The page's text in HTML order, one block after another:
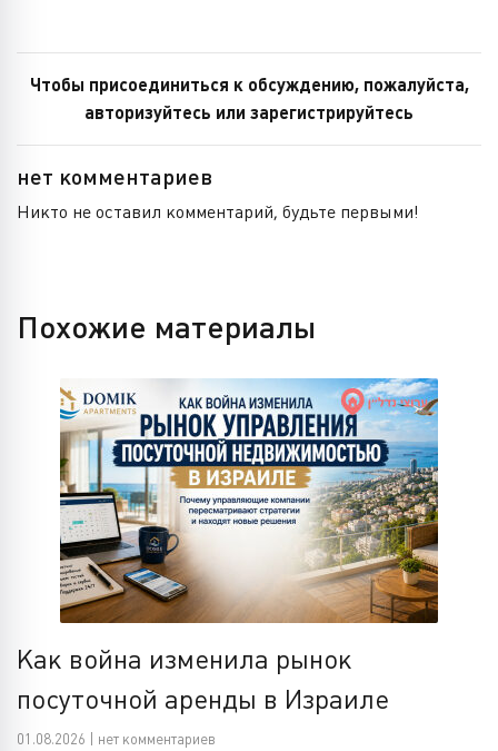
Чтобы присоединиться к обсуждению, пожалуйста,
авторизуйтесь или зарегистрируйтесь
нет комментариев
Никто не оставил комментарий, будьте первыми!
Похожие материалы
Как война изменила рынок
посуточной аренды в Израиле
01.08.2026 | нет комментариев